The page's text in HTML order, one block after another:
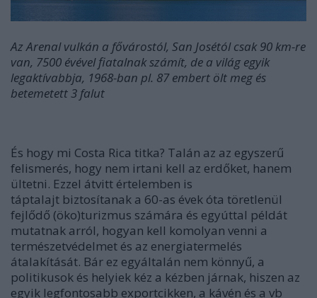
Az Arenal vulkán a fővárostól, San Josétól csak 90 km-re
van, 7500 évével fiatalnak számít, de a világ egyik
legaktívabbja, 1968-ban pl. 87 embert ölt meg és
betemetett 3 falut
És hogy mi Costa Rica titka? Talán az az egyszerű
felismerés, hogy nem irtani kell az erdőket, hanem
ültetni. Ezzel átvitt értelemben is
táptalajt biztosítanak a 60-as évek óta töretlenül
fejlődő (öko)turizmus számára és egyúttal példát
mutatnak arról, hogyan kell komolyan venni a
természetvédelmet és az energiatermelés
átalakítását. Bár ez egyáltalán nem könnyű, a
politikusok és helyiek kéz a kézben járnak, hiszen az
egyik legfontosabb exportcikken, a kávén és a vb